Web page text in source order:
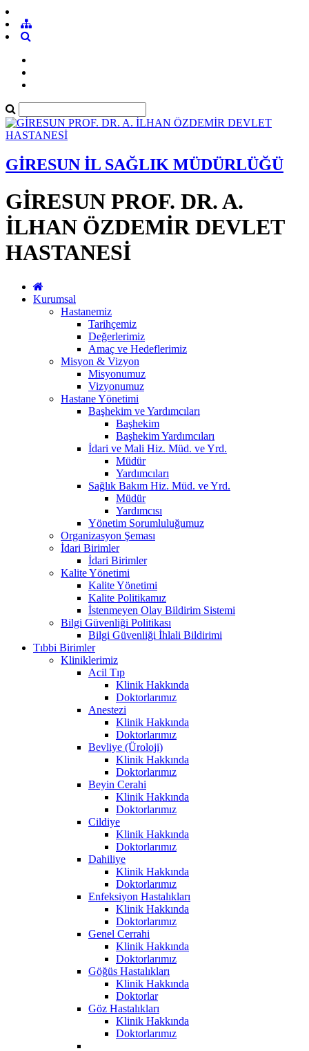
GİRESUN İL SAĞLIK MÜDÜRLÜĞÜ
GİRESUN PROF. DR. A.
İLHAN ÖZDEMİR DEVLET
HASTANESİ
Kurumsal
Hastanemiz
Tarihçemiz
Değerlerimiz
Amaç ve Hedeflerimiz
Misyon & Vizyon
Misyonumuz
Vizyonumuz
Hastane Yönetimi
Başhekim ve Yardımcıları
Başhekim
Başhekim Yardımcıları
İdari ve Mali Hiz. Müd. ve Yrd.
Müdür
Yardımcıları
Sağlık Bakım Hiz. Müd. ve Yrd.
Müdür
Yardımcısı
Yönetim Sorumluluğumuz
Organizasyon Şeması
İdari Birimler
İdari Birimler
Kalite Yönetimi
Kalite Yönetimi
Kalite Politikamız
İstenmeyen Olay Bildirim Sistemi
Bilgi Güvenliği Politikası
Bilgi Güvenliği İhlali Bildirimi
Tıbbi Birimler
Kliniklerimiz
Acil Tıp
Klinik Hakkında
Doktorlarımız
Anestezi
Klinik Hakkında
Doktorlarımız
Bevliye (Üroloji)
Klinik Hakkında
Doktorlarımız
Beyin Cerahi
Klinik Hakkında
Doktorlarımız
Cildiye
Klinik Hakkında
Doktorlarımız
Dahiliye
Klinik Hakkında
Doktorlarımız
Enfeksiyon Hastalıkları
Klinik Hakkında
Doktorlarımız
Genel Cerrahi
Klinik Hakkında
Doktorlarımız
Göğüs Hastalıkları
Klinik Hakkında
Doktorlar
Göz Hastalıkları
Klinik Hakkında
Doktorlarımız